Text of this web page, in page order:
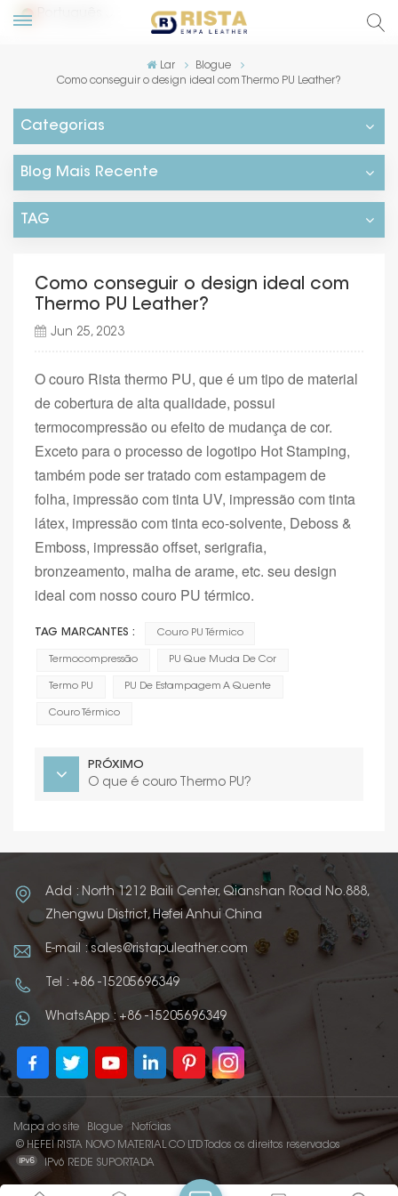
Lar
Blogue
Como conseguir o design ideal com Thermo PU Leather?
Categorias
Blog Mais Recente
TAG
Como conseguir o design ideal com
Thermo PU Leather?
Jun 25, 2023
O couro Rista thermo PU, que é um tipo de material
de cobertura de alta qualidade, possui
termocompressão ou efeito de mudança de cor.
Exceto para o processo de logotipo Hot Stamping,
também pode ser tratado com estampagem de
folha, impressão com tinta UV, impressão com tinta
látex, impressão com tinta eco-solvente, Deboss &
Emboss, impressão offset, serigrafia,
bronzeamento, malha de arame, etc. seu design
ideal com nosso couro PU térmico.
TAG MARCANTES : Couro PU Térmico
Termocompressão PU Que Muda De Cor
Termo PU PU De Estampagem A Quente
Couro Térmico
PRÓXIMO
O que é couro Thermo PU?
Add : North 1212 Baili Center, Qianshan Road No.888,
Zhengwu District, Hefei Anhui China
E-mail : sales@ristapuleather.com
Tel : +86 -15205696349
WhatsApp : +86 -15205696349
Mapa do site Blogue
Notícias
© HEFEI RISTA NOVO MATERIAL CO LTD Todos os direitos reservados
IPv6 REDE SUPORTADA